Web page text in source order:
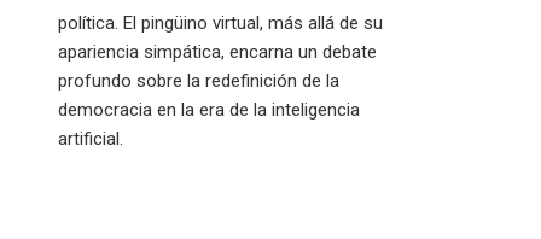
política. El pingüino virtual, más allá de su
apariencia simpática, encarna un debate
profundo sobre la redefinición de la
democracia en la era de la inteligencia
artificial.